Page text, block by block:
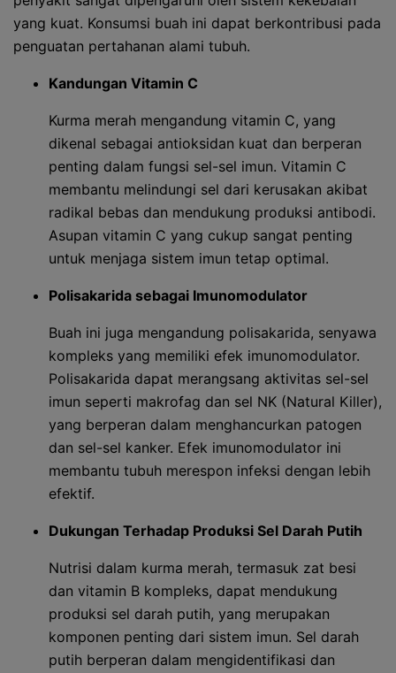
yang kuat. Konsumsi buah ini dapat berkontribusi pada
penguatan pertahanan alami tubuh.
Kandungan Vitamin C
Kurma merah mengandung vitamin C, yang
dikenal sebagai antioksidan kuat dan berperan
penting dalam fungsi sel-sel imun. Vitamin C
membantu melindungi sel dari kerusakan akibat
radikal bebas dan mendukung produksi antibodi.
Asupan vitamin C yang cukup sangat penting
untuk menjaga sistem imun tetap optimal.
Polisakarida sebagai Imunomodulator
Buah ini juga mengandung polisakarida, senyawa
kompleks yang memiliki efek imunomodulator.
Polisakarida dapat merangsang aktivitas sel-sel
imun seperti makrofag dan sel NK (Natural Killer),
yang berperan dalam menghancurkan patogen
dan sel-sel kanker. Efek imunomodulator ini
membantu tubuh merespon infeksi dengan lebih
efektif.
Dukungan Terhadap Produksi Sel Darah Putih
Nutrisi dalam kurma merah, termasuk zat besi
dan vitamin B kompleks, dapat mendukung
produksi sel darah putih, yang merupakan
komponen penting dari sistem imun. Sel darah
putih berperan dalam mengidentifikasi dan